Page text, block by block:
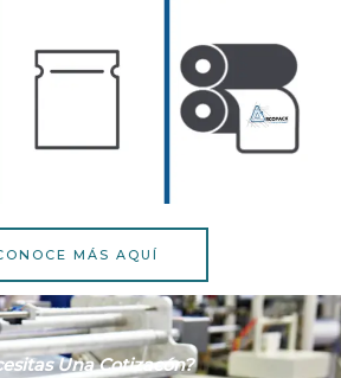
MÁS AQUÍ
Una Cotizacón?